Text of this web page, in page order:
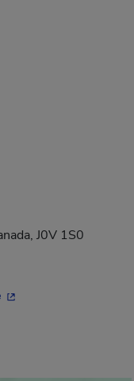
hyperlien s'ouvrira
J0V 1S0
- Cet hyperlien